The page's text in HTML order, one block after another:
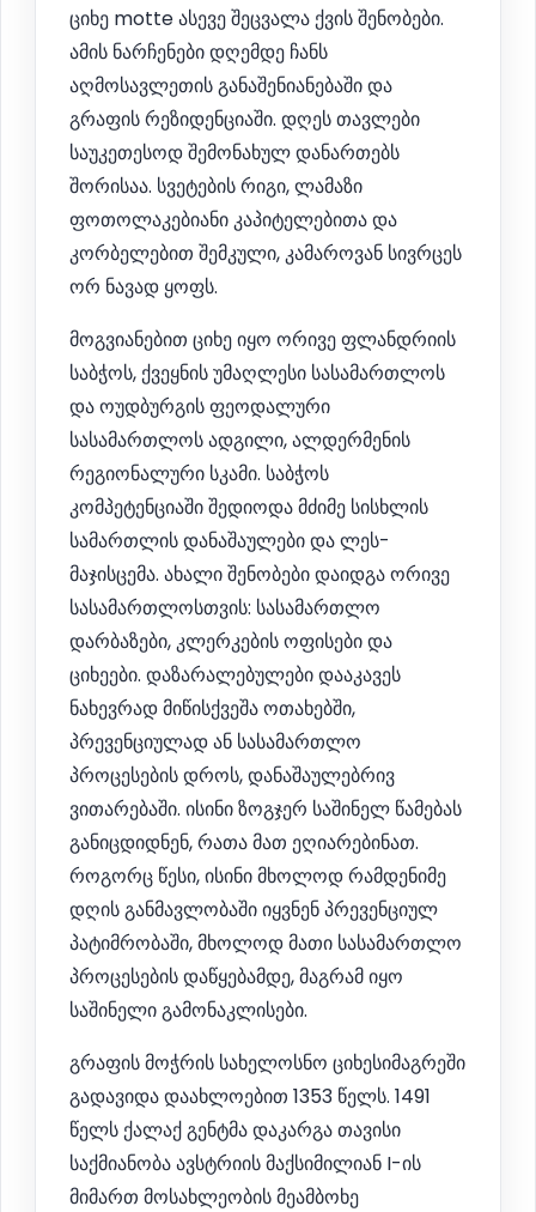
ციხე motte ასევე შეცვალა ქვის შენობები.
ამის ნარჩენები დღემდე ჩანს
აღმოსავლეთის განაშენიანებაში და
გრაფის რეზიდენციაში. დღეს თავლები
საუკეთესოდ შემონახულ დანართებს
შორისაა. სვეტების რიგი, ლამაზი
ფოთოლაკებიანი კაპიტელებითა და
კორბელებით შემკული, კამაროვან სივრცეს
ორ ნავად ყოფს.
მოგვიანებით ციხე იყო ორივე ფლანდრიის
საბჭოს, ქვეყნის უმაღლესი სასამართლოს
და ოუდბურგის ფეოდალური
სასამართლოს ადგილი, ალდერმენის
რეგიონალური სკამი. საბჭოს
კომპეტენციაში შედიოდა მძიმე სისხლის
სამართლის დანაშაულები და ლეს-
მაჯისცემა. ახალი შენობები დაიდგა ორივე
სასამართლოსთვის: სასამართლო
დარბაზები, კლერკების ოფისები და
ციხეები. დაზარალებულები დააკავეს
ნახევრად მიწისქვეშა ოთახებში,
პრევენციულად ან სასამართლო
პროცესების დროს, დანაშაულებრივ
ვითარებაში. ისინი ზოგჯერ საშინელ წამებას
განიცდიდნენ, რათა მათ ეღიარებინათ.
როგორც წესი, ისინი მხოლოდ რამდენიმე
დღის განმავლობაში იყვნენ პრევენციულ
პატიმრობაში, მხოლოდ მათი სასამართლო
პროცესების დაწყებამდე, მაგრამ იყო
საშინელი გამონაკლისები.
გრაფის მოჭრის სახელოსნო ციხესიმაგრეში
გადავიდა დაახლოებით 1353 წელს. 1491
წელს ქალაქ გენტმა დაკარგა თავისი
საქმიანობა ავსტრიის მაქსიმილიან I-ის
მიმართ მოსახლეობის მეამბოხე